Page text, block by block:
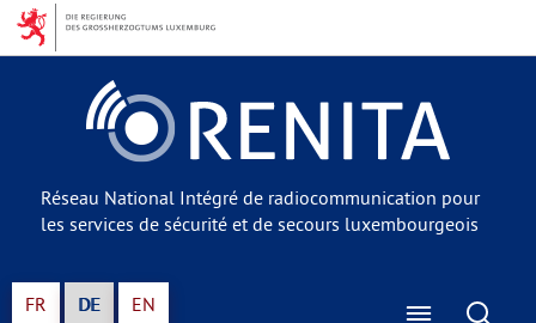
Zur
Navigation
Zum
Inhalt
Réseau National Intégré de radiocommunication pour
les services de sécurité et de secours luxembourgeois
Sprache
FR DE EN